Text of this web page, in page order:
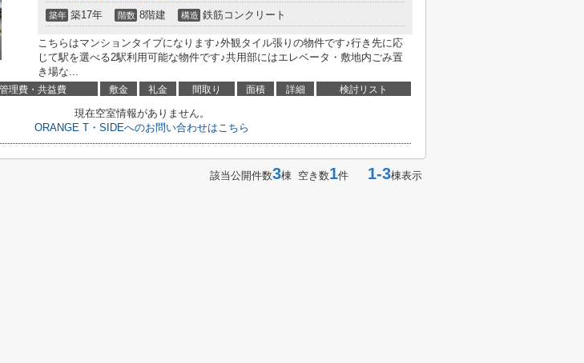
築年 築17年 階数 8階建 構造 鉄筋コンクリート
こちらはマンションタイプになります♪外観タイル張りの物件です♪行き先に応
じて駅を選べる2駅利用可能な物件です♪共用部にはエレベータ・敷地内ごみ置
き場な...
管理費・共益費 敷金 礼金 間取り 面積 詳細 検討リスト
現在空室情報がありません。
ORANGE T・SIDEへのお問い合わせはこちら
該当公開件数3棟 空き数1件 1-3棟表示